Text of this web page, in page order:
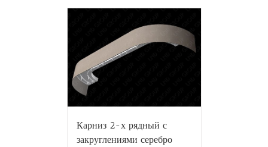
Карниз 2-х рядный с
закруглениями серебро